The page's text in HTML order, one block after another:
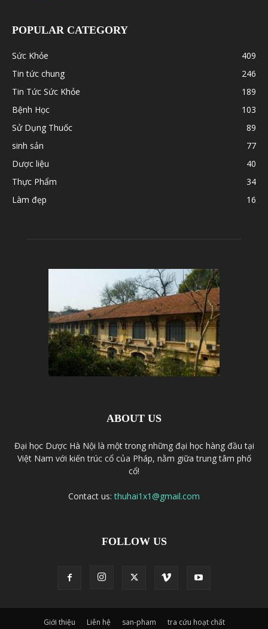
POPULAR CATEGORY
Sức Khỏe
409
Tin tức chung
246
Tin Tức Sức Khỏe
189
Bệnh Học
103
Sử Dụng Thuốc
89
sinh sản
77
Dược liệu
40
Thực Phẩm
34
Làm đẹp
16
ABOUT US
Đại học Dược Hà Nội là một trong những đại học hàng đầu tại
Việt Nam với kiến trúc cổ của Pháp, nằm giữa trung tâm phố
cổ!
Contact us:thuhai1x1@gmail.com
FOLLOW US
Giới thiệu Liên hệ san-pham tra cứu hoạt chất